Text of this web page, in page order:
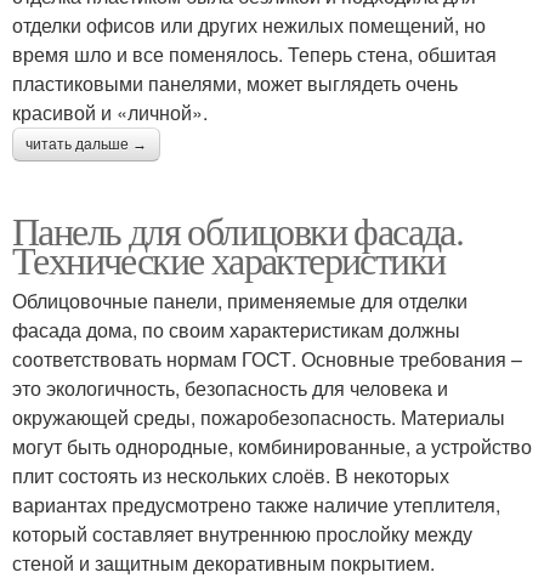
отделки офисов или других нежилых помещений, но
время шло и все поменялось. Теперь стена, обшитая
пластиковыми панелями, может выглядеть очень
красивой и «личной».
читать дальше →
Панель для облицовки фасада.
Технические характеристики
Облицовочные панели, применяемые для отделки
фасада дома, по своим характеристикам должны
соответствовать нормам ГОСТ. Основные требования –
это экологичность, безопасность для человека и
окружающей среды, пожаробезопасность. Материалы
могут быть однородные, комбинированные, а устройство
плит состоять из нескольких слоёв. В некоторых
вариантах предусмотрено также наличие утеплителя,
который составляет внутреннюю прослойку между
стеной и защитным декоративным покрытием.